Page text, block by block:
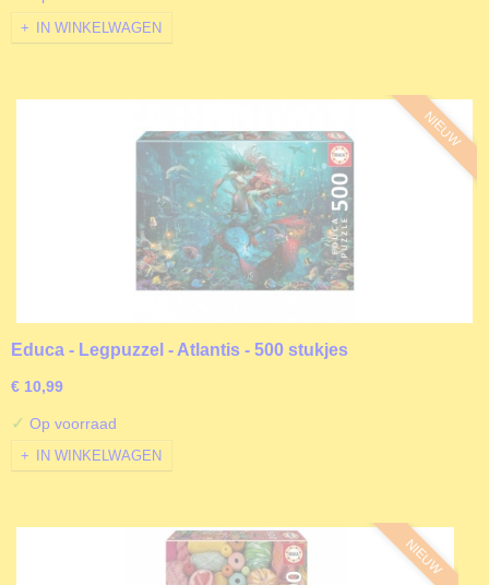
IN WINKELWAGEN
NIEUW
Educa - Legpuzzel - Atlantis - 500 stukjes
€ 10,99
✓ Op voorraad
IN WINKELWAGEN
NIEUW